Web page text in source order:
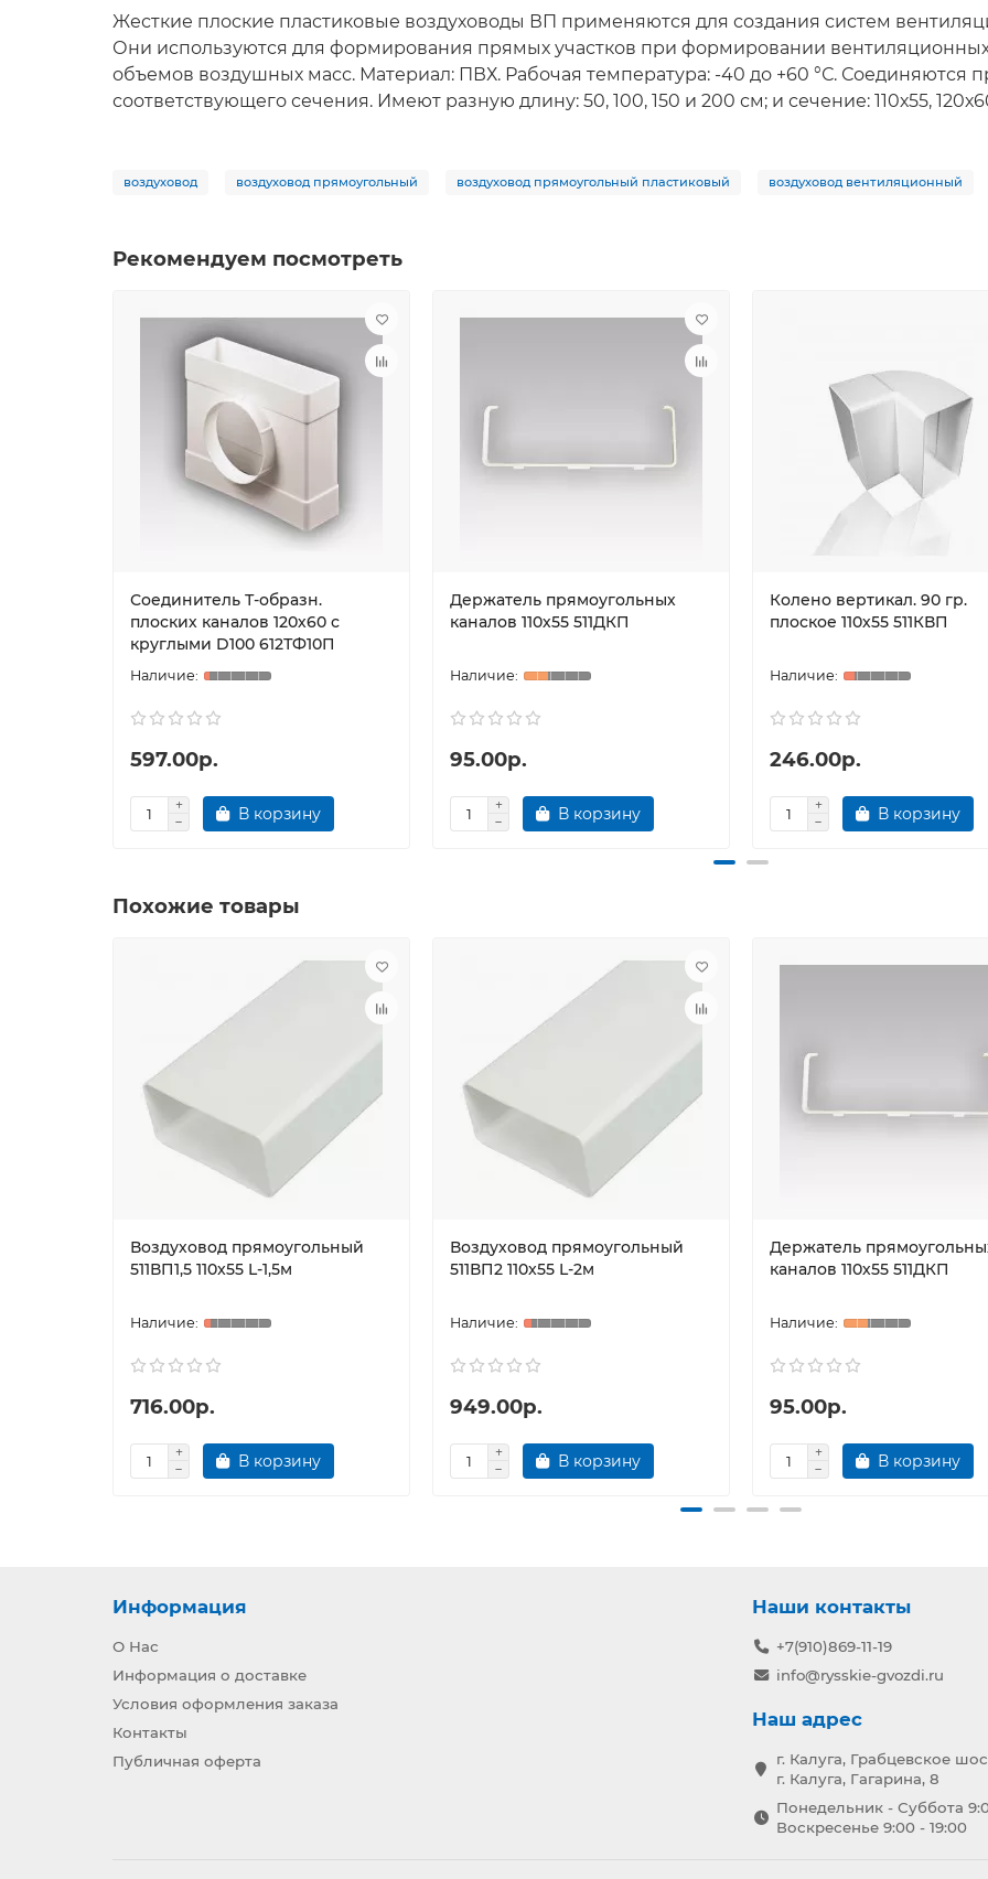
Жесткие плоские пластиковые воздуховоды ВП применяются для создания систем
Они используются для формирования прямых участков при формировании
объемов воздушных масс. Материал: ПВХ. Рабочая температура: -40 до +60 °С. Соединяются
соответствующего сечения. Имеют разную длину: 50, 100, 150 и 200 см; и сечение: 110х55,
воздуховод воздуховод прямоугольный воздуховод прямоугольный пластиковый воздуховод вентиляционный
Рекомендуем посмотреть
Соединитель Т-образн.
плоских каналов 120х60 с
круглыми D100 612ТФ10П
597.00р.
В корзину
Держатель прямоугольных
каналов 110х55 511ДКП
95.00р.
В корзину
Колено вертикал. 90 гр.
плоское 110х55 511КВП
246.00р.
В корзину
Похожие товары
Воздуховод прямоугольный
511ВП1,5 110x55 L-1,5м
716.00р.
В корзину
Воздуховод прямоугольный
511ВП2 110x55 L-2м
949.00р.
В корзину
Держатель
каналов 110х55 511ДКП
95.00р.
В корзину
Информация
О Нас
Информация о доставке
Условия оформления заказа
Контакты
Публичная оферта
Наши контакты
+7(910)869-11-19
info@rysskie-gvozdi.ru
Наш адрес
г. Калуга, Грабцевское
г. Калуга, Гагарина, 8
Понедельник - Суббота
Воскресенье 9:00 - 19:00